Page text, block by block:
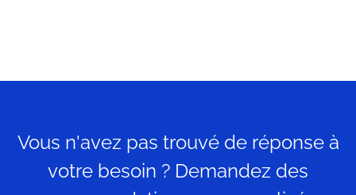
Vous n'avez pas trouvé de réponse à
votre besoin ? Demandez des